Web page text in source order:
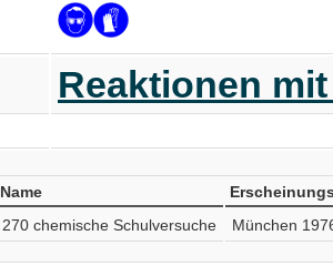
Reaktionen
Name
270 chemische Schulversuche München